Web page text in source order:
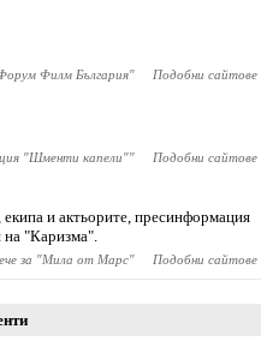
Филм България" Подобни сайтове
"Шменти капели"" Подобни сайтове
и актьорите, пресинформация
на "Каризма".
за "Мила от Марс" Подобни сайтове